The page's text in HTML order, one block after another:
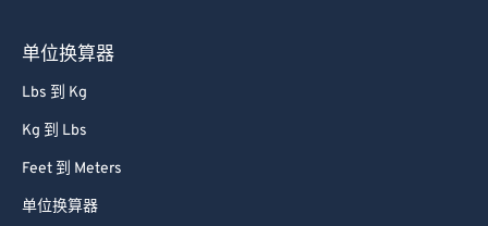
单位换算器
Lbs 到 Kg
Kg 到 Lbs
Feet 到 Meters
单位换算器